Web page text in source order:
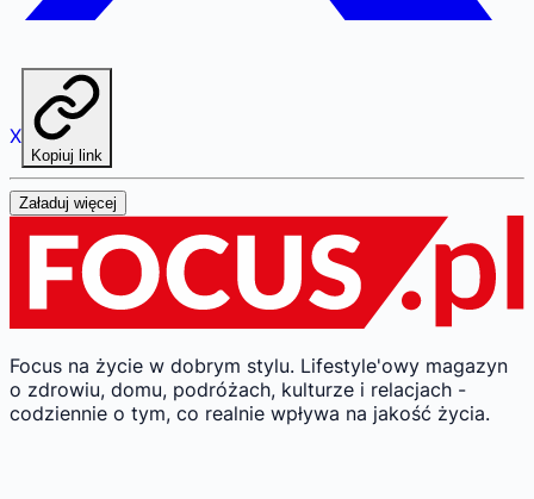
X
Kopiuj link
Załaduj więcej
Focus na życie w dobrym stylu. Lifestyle'owy magazyn
o zdrowiu, domu, podróżach, kulturze i relacjach -
codziennie o tym, co realnie wpływa na jakość życia.